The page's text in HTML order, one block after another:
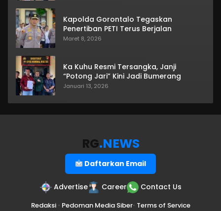
Kapolda Gorontalo Tegaskan
Penertiban PETI Terus Berjalan
Maret 8, 2026
Ka Kuhu Resmi Tersangka, Janji
“Potong Jari” Kini Jadi Bumerang
Januari 13, 2026
RG.NEWS
Daftarkan Email
Advertise Career Contact Us
Redaksi• Pedoman Media Siber• Terms of Service